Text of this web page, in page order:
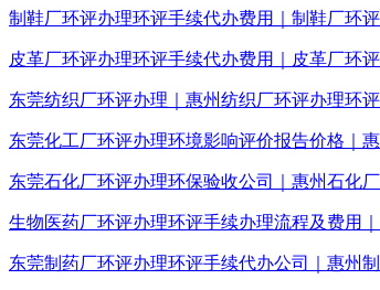
制鞋厂环评办理环评手续代办费用｜制鞋厂环
皮革厂环评办理环评手续代办费用｜皮革厂环
东莞纺织厂环评办理｜惠州纺织厂环评办理环
东莞化工厂环评办理环境影响评价报告价格｜
东莞石化厂环评办理环保验收公司｜惠州石化
生物医药厂环评办理环评手续办理流程及费用
东莞制药厂环评办理环评手续代办公司｜惠州